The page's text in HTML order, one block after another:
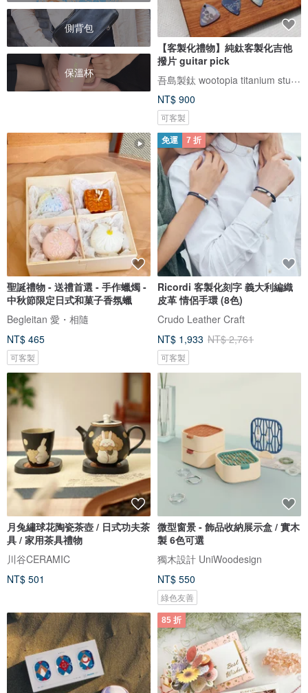
側背包
保溫杯
【客製化禮物】純鈦客製化吉他
撥片 guitar pick
吾島製鈦 wootopia titanium studio
NT$ 900
可客製
聖誕禮物 - 送禮首選 - 手作蠟燭 -
中秋節限定日式和菓子香氛蠟
Begleitan 愛・相隨
NT$ 465
可客製
免運 7 折
Ricordi 客製化刻字 義大利編織
皮革 情侶手環 (8色)
Crudo Leather Craft
NT$ 1,933 NT$ 2,761
可客製
月兔繡球花陶瓷茶壺 / 日式功夫茶
具 / 家用茶具禮物
川谷CERAMIC
NT$ 501
微型窗景 - 飾品收納展示盒 / 實木
製 6色可選
獨木設計 UniWoodesign
NT$ 550
綠色友善
85 折